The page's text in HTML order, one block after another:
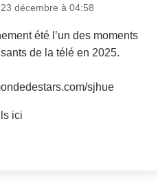
décembre à 04:58
été l’un des moments
de la télé en 2025.
sjhue
ici